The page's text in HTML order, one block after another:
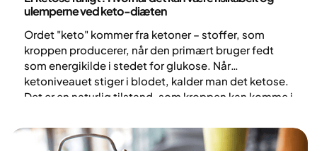
ulemperne ved keto-diæten
Ordet "keto" kommer fra ketoner – stoffer, som
kroppen producerer, når den primært bruger fedt
som energikilde i stedet for glukose. Når
ketoniveauet stiger i blodet, kalder man det ketose.
Det er en naturlig tilstand, som kroppen kan komme i
af kulhydrater. Men hvornår kan ketose være
skadelig, og hvad er risiciene ved en ketogen diæt? I